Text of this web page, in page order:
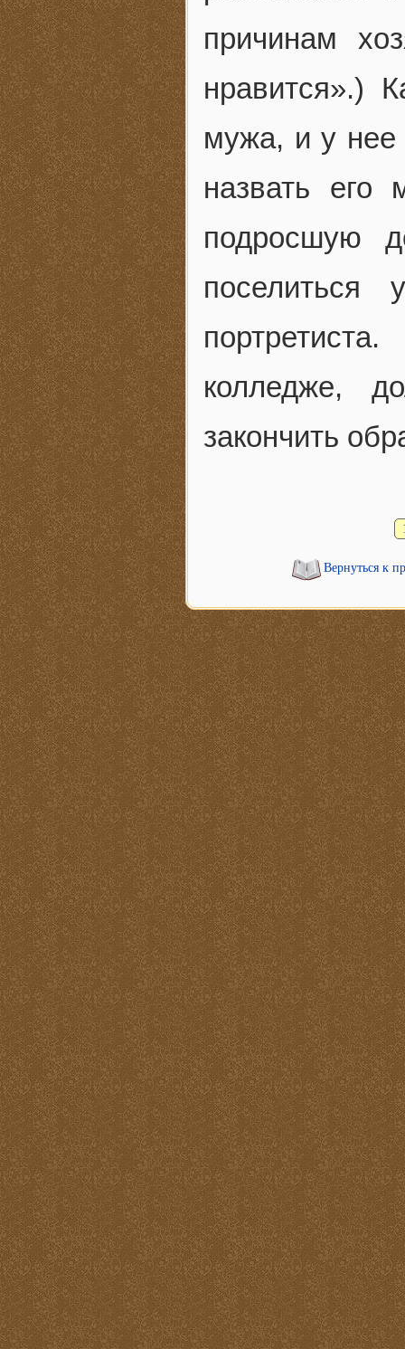
причинам
нравится».)
мужа, и у нее
назвать его
подросшую
поселиться
колледже,
закончить
Вернуться к